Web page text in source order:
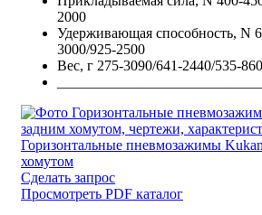
2000
Удерживающая способность, N
3000/925-2500
Вес, г 275-3090/641-2440/535-860
Горизонтальные пневмозажимы
хомутом
Сделать запрос
Просмотреть PDF каталог